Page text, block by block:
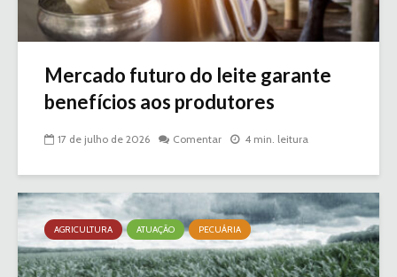
Mercado futuro do leite garante
benefícios aos produtores
17 de julho de 2026 Comentar 4 min. leitura
AGRICULTURA ATUAÇÃO PECUÁRIA